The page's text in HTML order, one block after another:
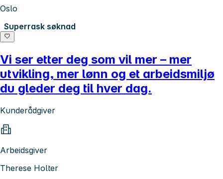
Oslo
Superrask søknad
Vi ser etter deg som vil mer – mer
utvikling, mer lønn og et arbeidsmiljø
du gleder deg til hver dag.
Kunderådgiver
Arbeidsgiver
Therese Holter